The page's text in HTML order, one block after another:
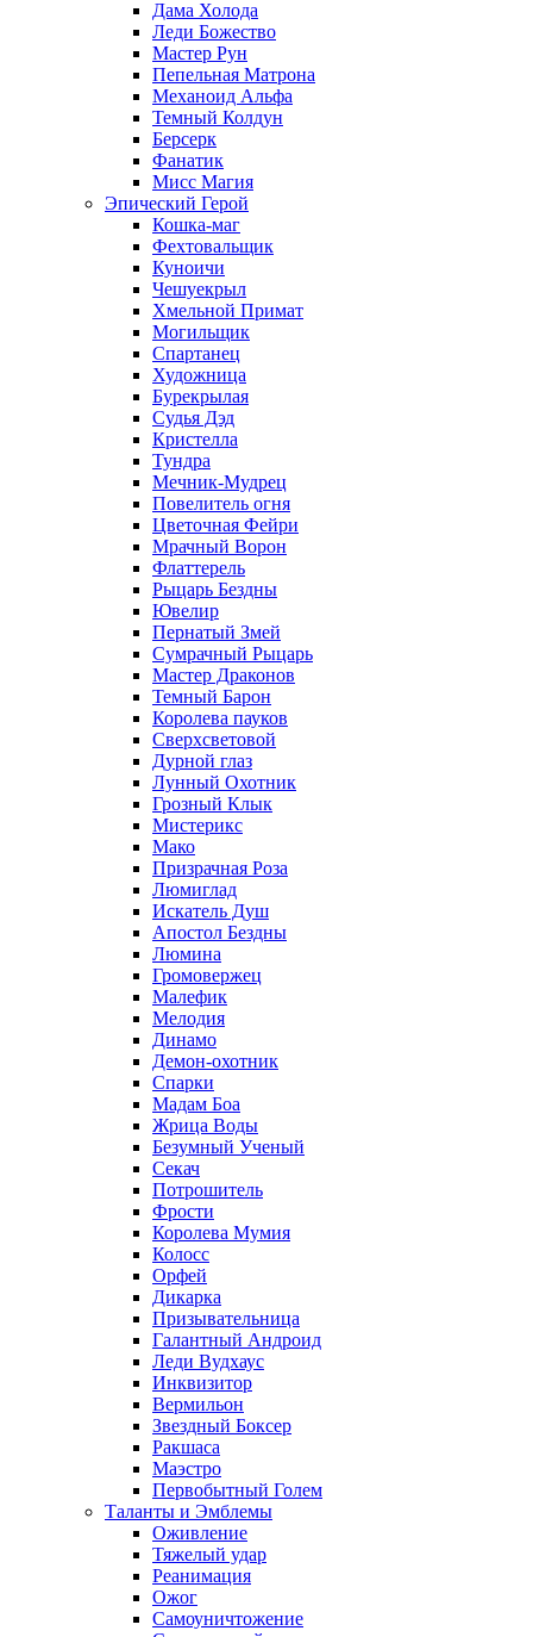
Дама Холода
Леди Божество
Мастер Рун
Пепельная Матрона
Механоид Альфа
Темный Колдун
Берсерк
Фанатик
Мисс Магия
Эпический Герой
Кошка-маг
Фехтовальщик
Куноичи
Чешуекрыл
Хмельной Примат
Могильщик
Спартанец
Художница
Бурекрылая
Судья Дэд
Кристелла
Тундра
Мечник-Мудрец
Повелитель огня
Цветочная Фейри
Мрачный Ворон
Флаттерель
Рыцарь Бездны
Ювелир
Пернатый Змей
Сумрачный Рыцарь
Мастер Драконов
Темный Барон
Королева пауков
Сверхсветовой
Дурной глаз
Лунный Охотник
Грозный Клык
Мистерикс
Мако
Призрачная Роза
Люмиглад
Искатель Душ
Апостол Бездны
Люмина
Громовержец
Малефик
Мелодия
Динамо
Демон-охотник
Спарки
Мадам Боа
Жрица Воды
Безумный Ученый
Секач
Потрошитель
Фрости
Королева Мумия
Колосс
Орфей
Дикарка
Призывательница
Галантный Андроид
Леди Вудхаус
Инквизитор
Вермильон
Звездный Боксер
Ракшаса
Маэстро
Первобытный Голем
Таланты и Эмблемы
Оживление
Тяжелый удар
Реанимация
Ожог
Самоуничтожение